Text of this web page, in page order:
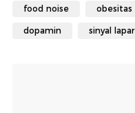
food noise obesitas
dopamin sinyal lapar